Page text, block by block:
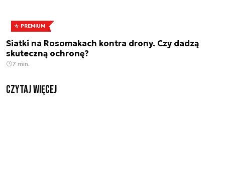
PREMIUM
Siatki na Rosomakach kontra drony. Czy dadzą
skuteczną ochronę?
7 min.
czytaj więcej